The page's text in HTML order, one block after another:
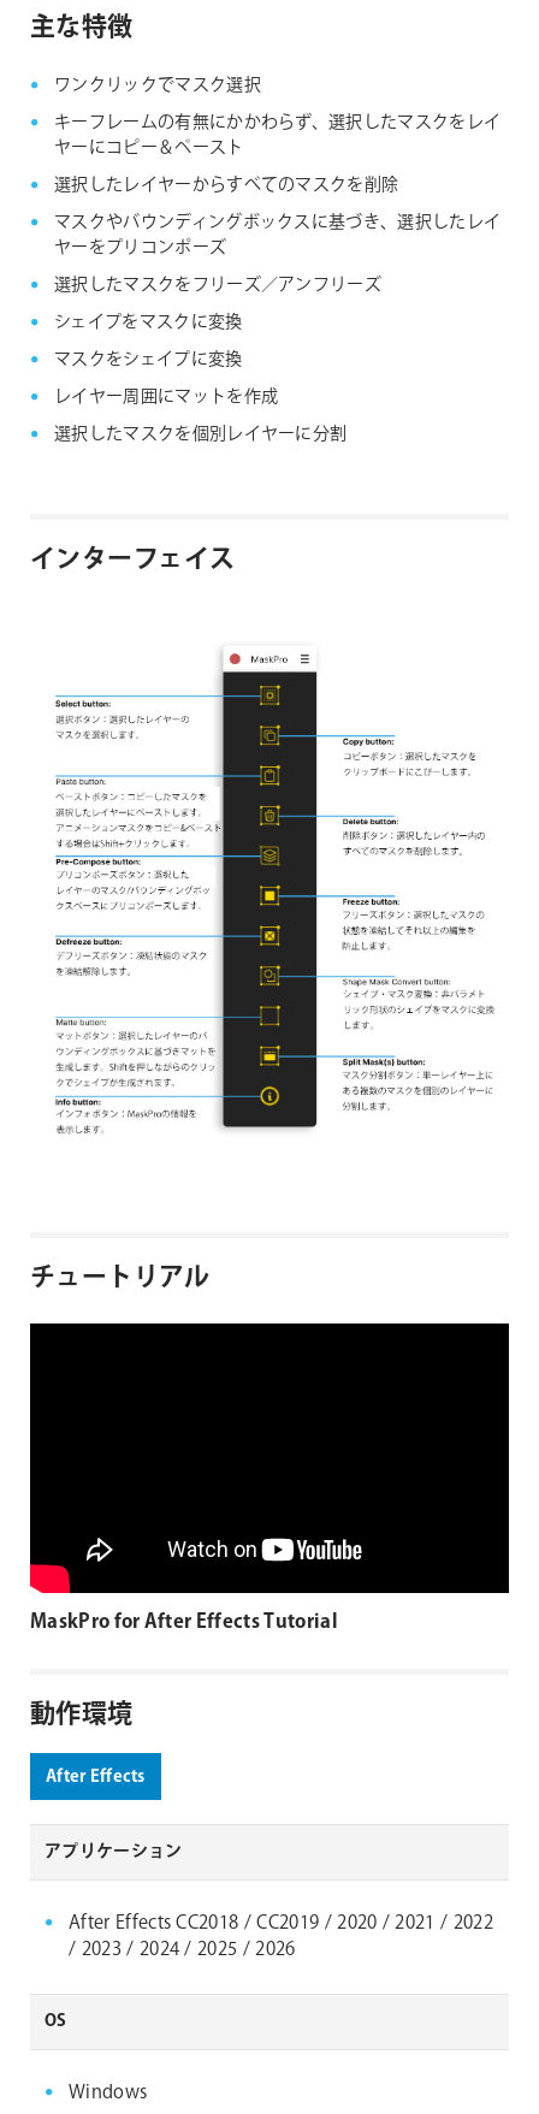
主な特徴
ワンクリックでマスク選択
キーフレームの有無にかかわらず、選択したマスクをレイ
ヤーにコピー＆ペースト
選択したレイヤーからすべてのマスクを削除
マスクやバウンディングボックスに基づき、選択したレイ
ヤーをプリコンポーズ
選択したマスクをフリーズ／アンフリーズ
シェイプをマスクに変換
マスクをシェイプに変換
レイヤー周囲にマットを作成
選択したマスクを個別レイヤーに分割
インターフェイス
チュートリアル
MaskPro for After Effects Tutorial
動作環境
After Effects
アプリケーション
After Effects CC2018 / CC2019 / 2020 / 2021 / 2022
/ 2023 / 2024 / 2025 / 2026
OS
Windows